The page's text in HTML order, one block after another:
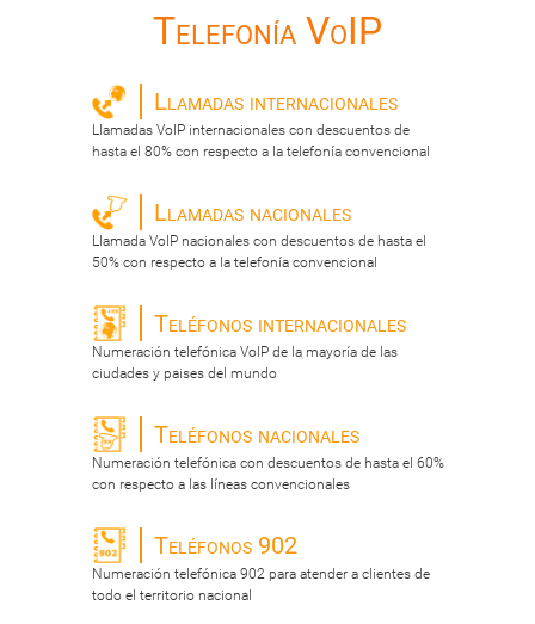
Telefonía VoIP
Llamadas internacionales
Llamadas VoIP internacionales con descuentos de
hasta el 80% con respecto a la telefonía convencional
Llamadas nacionales
Llamada VoIP nacionales con descuentos de hasta el
50% con respecto a la telefonía convencional
Teléfonos internacionales
Numeración telefónica VoIP de la mayoría de las
ciudades y paises del mundo
Teléfonos nacionales
Numeración telefónica con descuentos de hasta el 60%
con respecto a las líneas convencionales
Teléfonos 902
Numeración telefónica 902 para atender a clientes de
todo el territorio nacional